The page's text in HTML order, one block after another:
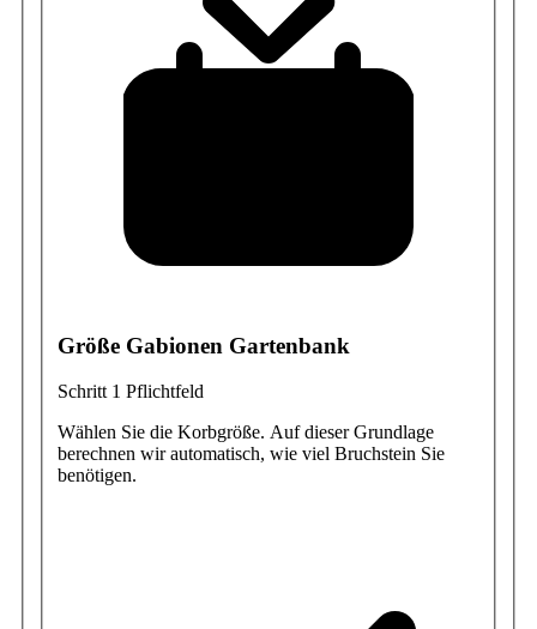
Größe Gabionen Gartenbank
Schritt 1 Pflichtfeld
Wählen Sie die Korbgröße. Auf dieser Grundlage
berechnen wir automatisch, wie viel Bruchstein Sie
benötigen.